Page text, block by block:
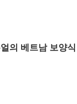
의 베트남 보양